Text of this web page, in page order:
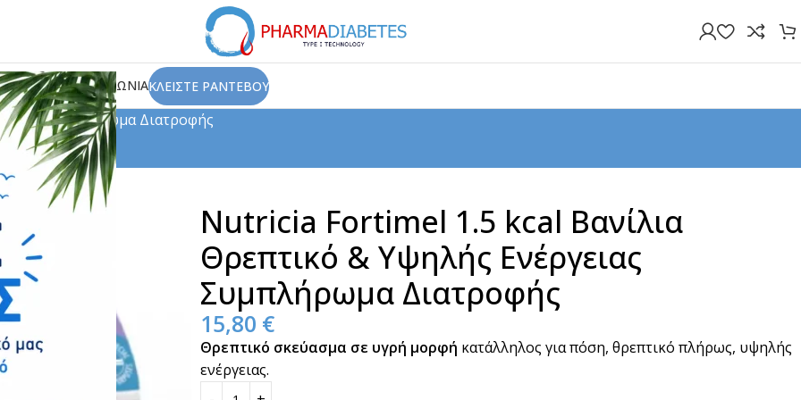
ΑΡΘΡΑΕΠΙΚΟΙΝΩΝΙΑΚΛΕΙΣΤΕ ΡΑΝΤΕΒΟΥ
Διατροφής Ειδική Διατροφή
Συμπλήρωμα Διατροφής
Nutricia Fortimel 1.5 kcal Βανίλια
Θρεπτικό & Υψηλής Ενέργειας
Συμπλήρωμα Διατροφής
15,80 €
Θρεπτικό σκεύασμα σε υγρή μορφή κατάλληλος για πόση, θρεπτικό πλήρως, υψηλής
ενέργειας.